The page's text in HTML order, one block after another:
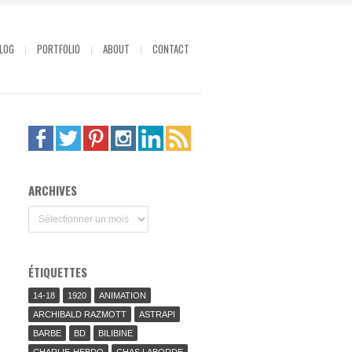
PORTFOLIO ABOUT CONTACT
ARCHIVES
ÉTIQUETTES
14-18 1920
ANIMATION
ARCHIBALD RAZMOTT
ASTRAPI
BARBE
BD
BILIBINE